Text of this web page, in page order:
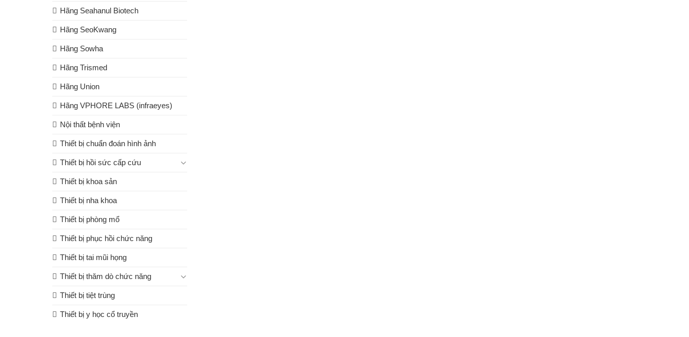
Hãng Seahanul Biotech
Hãng SeoKwang
Hãng Sowha
Hãng Trismed
Hãng Union
Hãng VPHORE LABS (infraeyes)
Nội thất bệnh viện
Thiết bị chuẩn đoán hình ảnh
Thiết bị hồi sức cấp cứu
Thiết bị khoa sản
Thiết bị nha khoa
Thiết bị phòng mổ
Thiết bị phục hồi chức năng
Thiết bị tai mũi họng
Thiết bị thăm dò chức năng
Thiết bị tiệt trùng
Thiết bị y học cổ truyền